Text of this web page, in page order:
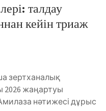
талдау
кейін триаж
зертханалық
2026 жаңартуы
нәтижесі дұрыс